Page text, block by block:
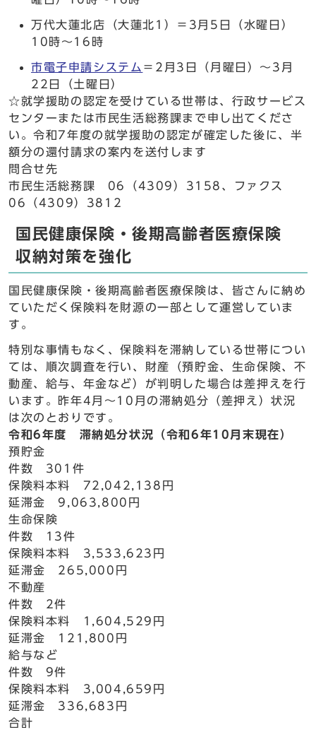
万代大蓮北店（大蓮北1）＝3月5日（水曜日）
10時～16時
市電子申請システム ＝2月3日（月曜日）～3月
22日（土曜日）
☆就学援助の認定を受けている世帯は、行政サービス
センターまたは市民生活総務課まで申し出てくださ
い。令和7年度の就学援助の認定が確定した後に、半
額分の還付請求の案内を送付します
問合せ先
市民生活総務課 06（4309）3158、ファクス
06（4309）3812
国民健康保険・後期高齢者医療保険
収納対策を強化
国民健康保険・後期高齢者医療保険は、皆さんに納め
ていただく保険料を財源の一部として運営していま
す。
特別な事情もなく、保険料を滞納している世帯につい
ては、順次調査を行い、財産（預貯金、生命保険、不
動産、給与、年金など）が判明した場合は差押えを行
います。昨年4月～10月の滞納処分（差押え）状況
は次のとおりです。
令和6年度 滞納処分状況（令和6年10月末現在）
預貯金
件数 301件
保険料本料 72,042,138円
延滞金 9,063,800円
生命保険
件数 13件
保険料本料 3,533,623円
延滞金 265,000円
不動産
件数 2件
保険料本料 1,604,529円
延滞金 121,800円
給与など
件数 9件
保険料本料 3,004,659円
延滞金 336,683円
合計